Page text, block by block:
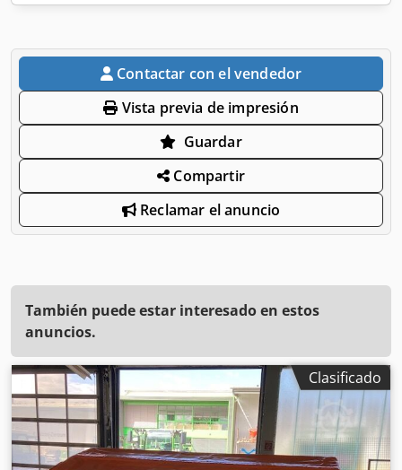
Contactar con el vendedor
Vista previa de impresión
Guardar
Compartir
Reclamar el anuncio
También puede estar interesado en estos
anuncios.
Clasificado